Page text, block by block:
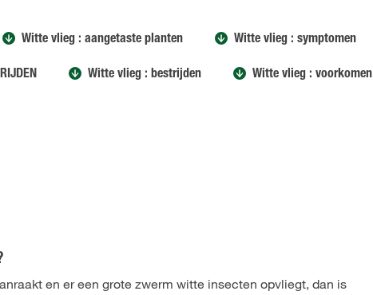
Witte vlieg : aangetaste planten Witte vlieg : symptomen
Witte vlieg : bestrijden Witte vlieg : voorkomen
en er een grote zwerm witte insecten opvliegt, dan is